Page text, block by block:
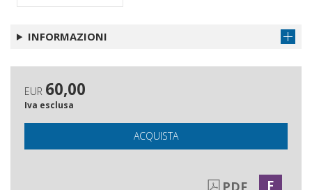
e i burrascosi anni post-giulianei
Costantino, Giuliano e il Senato di
Costantinopoli nella Storia Nuova di
INFORMAZIONI
EUR 60,00
Iva esclusa
ACQUISTA
PDF F